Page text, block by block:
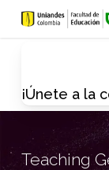
Skip
¡Únete a la
Teaching